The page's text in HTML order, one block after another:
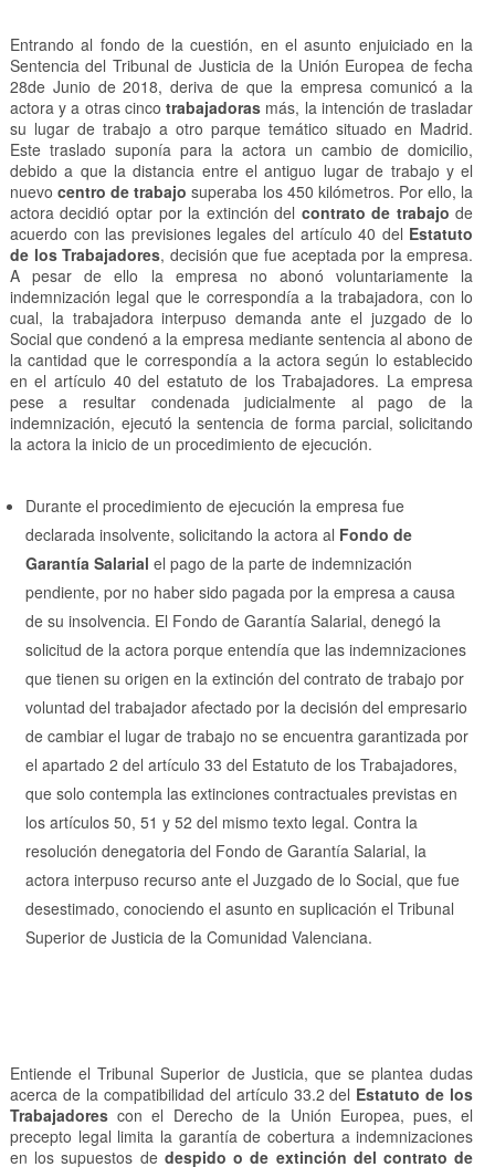
Entrando al fondo de la cuestión, en el asunto enjuiciado en la
Sentencia del Tribunal de Justicia de la Unión Europea de fecha
28de Junio de 2018, deriva de que la empresa comunicó a la
actora y a otras cincotrabajadoras más, la intención de trasladar
su lugar de trabajo a otro parque temático situado en Madrid.
Este traslado suponía para la actora un cambio de domicilio,
debido a que la distancia entre el antiguo lugar de trabajo y el
nuevo centro de trabajo superaba los 450 kilómetros. Por ello, la
actora decidió optar por la extinción del contrato de trabajo de
acuerdo con las previsiones legales del artículo 40 del Estatuto
de los Trabajadores, decisión que fue aceptada por la empresa.
A pesar de ello la empresa no abonó voluntariamente la
indemnización legal que le correspondía a la trabajadora, con lo
cual, la trabajadora interpuso demanda ante el juzgado de lo
Social que condenó a la empresa mediante sentencia al abono de
la cantidad que le correspondía a la actora según lo establecido
en el artículo 40 del estatuto de los Trabajadores. La empresa
pese a resultar condenada judicialmente al pago de la
indemnización, ejecutó la sentencia de forma parcial, solicitando
la actora la inicio de un procedimiento de ejecución.
Durante el procedimiento de ejecución la empresa fue
declarada insolvente, solicitando la actora al Fondo de
Garantía Salarial el pago de la parte de indemnización
pendiente, por no haber sido pagada por la empresa a causa
de su insolvencia. El Fondo de Garantía Salarial, denegó la
solicitud de la actora porque entendía que las indemnizaciones
que tienen su origen en la extinción del contrato de trabajo por
voluntad del trabajador afectado por la decisión del empresario
de cambiar el lugar de trabajo no se encuentra garantizada por
el apartado 2 del artículo 33 del Estatuto de los Trabajadores,
que solo contempla las extinciones contractuales previstas en
los artículos 50, 51 y 52 del mismo texto legal. Contra la
resolución denegatoria del Fondo de Garantía Salarial, la
actora interpuso recurso ante el Juzgado de lo Social, que fue
desestimado, conociendo el asunto en suplicación el Tribunal
Superior de Justicia de la Comunidad Valenciana.
Entiende el Tribunal Superior de Justicia, que se plantea dudas
acerca de la compatibilidad del artículo 33.2 del Estatuto de los
Trabajadorescon el Derecho de la Unión Europea, pues, el
precepto legal limita la garantía de cobertura a indemnizaciones
en los supuestos de despido o de extinción del contrato de